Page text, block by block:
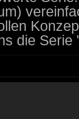
die Serie